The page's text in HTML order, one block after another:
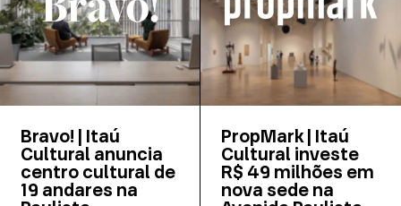
à estação Trianon-
Masp do metrô,
com previsão de
inauguração em
2031.
Bravo! | Itaú
Cultural anuncia
centro cultural de
19 andares na
PropMark | Itaú
Cultural investe
R$ 49 milhões em
nova sede na